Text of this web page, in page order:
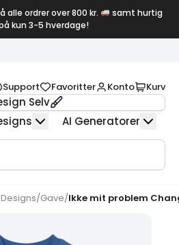
ordrer over 800 kr.
samt hurtig
kun 3-5 hverdage!
Support Favoritter Konto Kurv
Selv
AI Generatorer
/Gave/Ikke mit problem